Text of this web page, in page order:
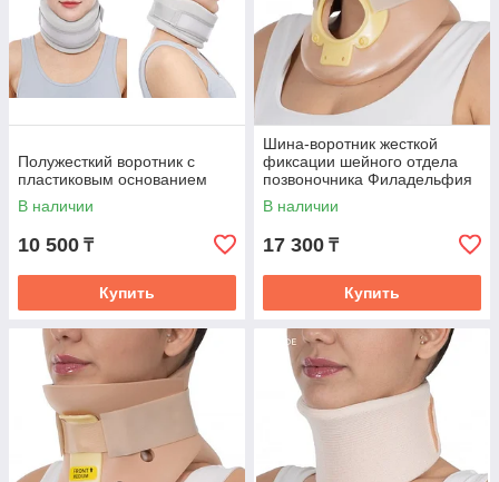
Полужесткий воротник с
пластиковым основанием
В наличии
10 500 ₸
Купить
Шина-воротник жесткой
фиксации шейного отдела
позвоночника Филадельфия
с отверстием для
трахеостомы
В наличии
17 300 ₸
Купить